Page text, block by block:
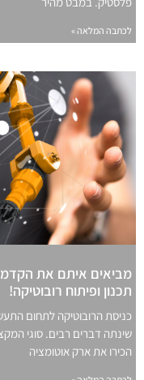
לכתבה המלאה »
מביאים איתם את
תכנון ופיתוח רובוטיקה!
כניסת הרובוטיקה לתחום
שינתה דברים רבים. סוגי
הכירו את ארק אוטומציה